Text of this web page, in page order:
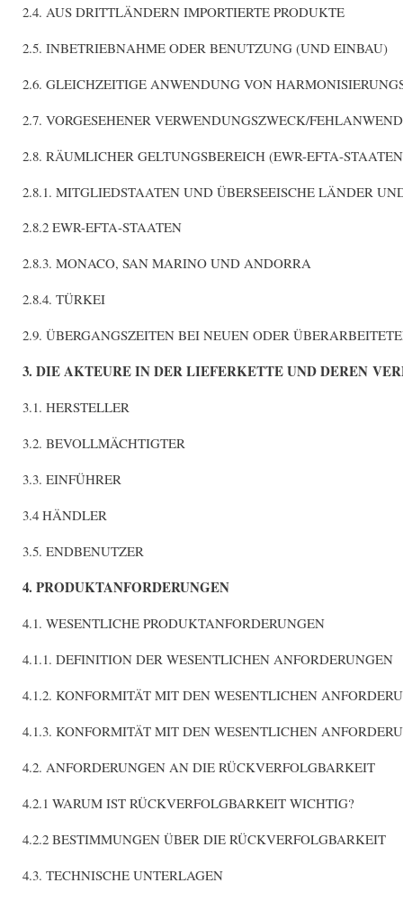
2.4. AUS DRITTLÄNDERN IMPORTIERTE PRODUKTE
2.5. INBETRIEBNAHME ODER BENUTZUNG (UND EINBAU)
2.6. GLEICHZEITIGE ANWENDUNG VON
2.7. VORGESEHENER VERWENDUNGSZWECK/
2.8. RÄUMLICHER GELTUNGSBEREICH (EWR-EFTA-
2.8.1. MITGLIEDSTAATEN UND ÜBERSEEISCHE LÄNDER
2.8.2 EWR-EFTA-STAATEN
2.8.3. MONACO, SAN MARINO UND ANDORRA
2.8.4. TÜRKEI
2.9. ÜBERGANGSZEITEN BEI NEUEN ODER
3. DIE AKTEURE IN DER LIEFERKETTE UND DEREN
3.1. HERSTELLER
3.2. BEVOLLMÄCHTIGTER
3.3. EINFÜHRER
3.4 HÄNDLER
3.5. ENDBENUTZER
4. PRODUKTANFORDERUNGEN
4.1. WESENTLICHE PRODUKTANFORDERUNGEN
4.1.1. DEFINITION DER WESENTLICHEN ANFORDERUNGEN
4.1.2. KONFORMITÄT MIT DEN WESENTLICHEN
4.1.3. KONFORMITÄT MIT DEN WESENTLICHEN
4.2. ANFORDERUNGEN AN DIE RÜCKVERFOLGBARKEIT
4.2.1 WARUM IST RÜCKVERFOLGBARKEIT WICHTIG?
4.2.2 BESTIMMUNGEN ÜBER DIE RÜCKVERFOLGBARKEIT
4.3. TECHNISCHE UNTERLAGEN